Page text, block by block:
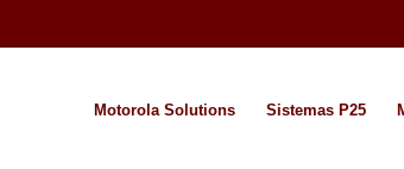
Motorola Solutions Sistemas P25